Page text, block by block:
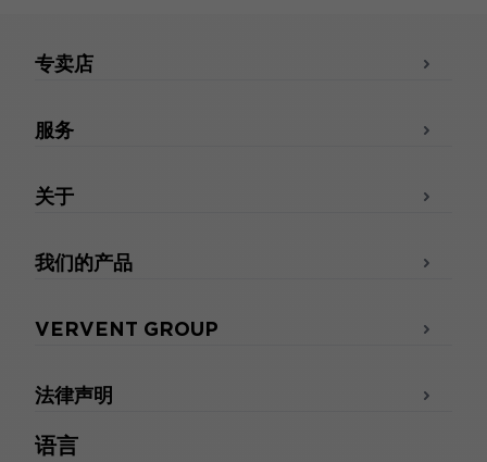
语言
专卖店
服务
关于
我们的产品
VERVENT GROUP
法律声明